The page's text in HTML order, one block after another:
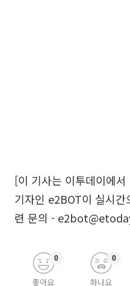
[이 기사는 이투데이에
기자인 e2BOT이 실시
련 문의 -
좋아요
0
화나요
0